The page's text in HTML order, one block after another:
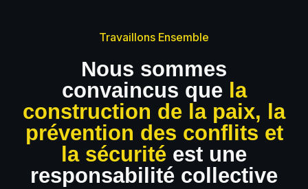
Travaillons Ensemble
Nous sommes
convaincus que la
construction de la paix, la
prévention des conflits et
la sécurité est une
responsabilité collective